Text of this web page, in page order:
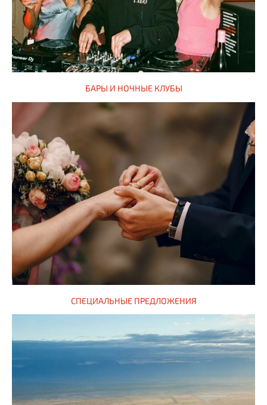
БАРЫ И НОЧНЫЕ КЛУБЫ
СПЕЦИАЛЬНЫЕ ПРЕДЛОЖЕНИЯ